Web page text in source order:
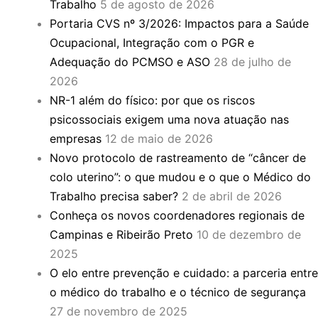
Trabalho 5 de agosto de 2026
Portaria CVS nº 3/2026: Impactos para a Saúde
Ocupacional, Integração com o PGR e
Adequação do PCMSO e ASO 28 de julho de
2026
NR-1 além do físico: por que os riscos
psicossociais exigem uma nova atuação nas
empresas 12 de maio de 2026
Novo protocolo de rastreamento de “câncer de
colo uterino”: o que mudou e o que o Médico do
Trabalho precisa saber? 2 de abril de 2026
Conheça os novos coordenadores regionais de
Campinas e Ribeirão Preto 10 de dezembro de
2025
O elo entre prevenção e cuidado: a parceria entre
o médico do trabalho e o técnico de segurança
27 de novembro de 2025